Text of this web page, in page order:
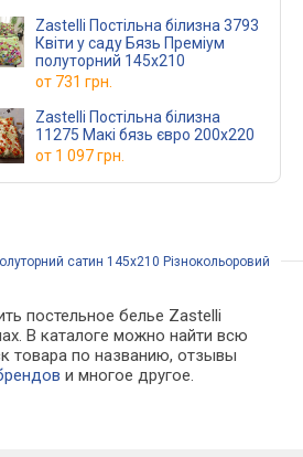
Zastelli Постільна білизна 3793
Квіти у саду Бязь Преміум
полуторний 145х210
от 731 грн.
Zastelli Постільна білизна
11275 Макі бязь євро 200х220
от 1 097 грн.
сатин 145х210 Різнокольоровий
постельное белье Zastelli
В каталоге можно найти всю
товара по названию, отзывы
и многое другое.